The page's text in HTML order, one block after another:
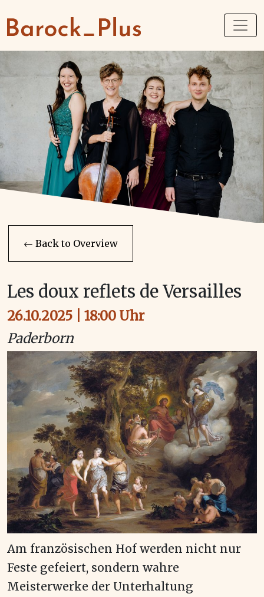
← Back to Overview
Les doux reflets de Versailles
26.10.2025 | 18:00 Uhr
Paderborn
Am französischen Hof werden nicht nur
Feste gefeiert, sondern wahre
Meisterwerke der Unterhaltung